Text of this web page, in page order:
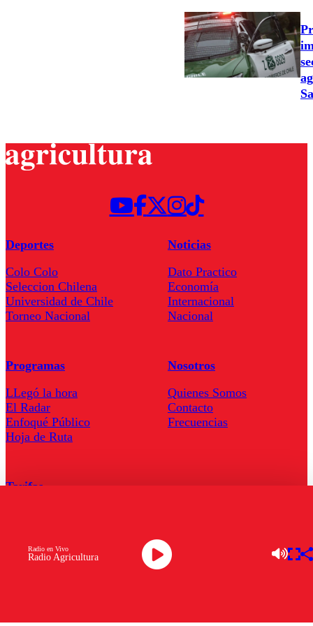
Radio Agricultura
Radio en Vivo
Deportes
Colo Colo
Seleccion Chilena
Universidad de Chile
Torneo Nacional
Noticias
Dato Practico
Economía
Internacional
Nacional
Programas
LLegó la hora
El Radar
Enfoqué Público
Hoja de Ruta
Nosotros
Quienes Somos
Contacto
Frecuencias
Tarifas
Descarga la APP